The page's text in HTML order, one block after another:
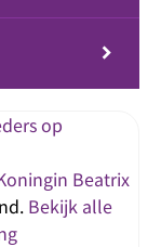
Beatrix
Bekijk alle